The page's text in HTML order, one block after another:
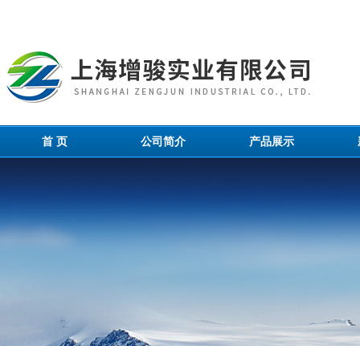
首 页 公司简介 产品展示